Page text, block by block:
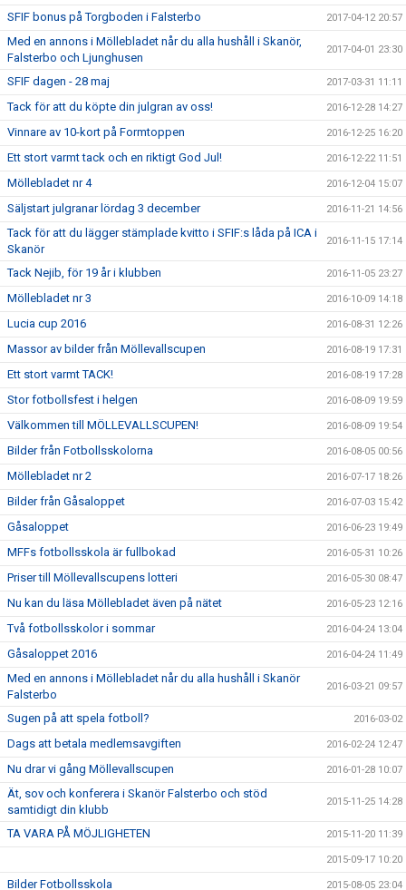
SFIF bonus på Torgboden i Falsterbo 2017-04-12 20:57
Med en annons i Möllebladet når du alla hushåll i Skanör,
Falsterbo och Ljunghusen
2017-04-01 23:30
SFIF dagen - 28 maj 2017-03-31 11:11
Tack för att du köpte din julgran av oss! 2016-12-28 14:27
Vinnare av 10-kort på Formtoppen 2016-12-25 16:20
Ett stort varmt tack och en riktigt God Jul! 2016-12-22 11:51
Möllebladet nr 4 2016-12-04 15:07
Säljstart julgranar lördag 3 december 2016-11-21 14:56
Tack för att du lägger stämplade kvitto i SFIF:s låda på ICA i
Skanör
2016-11-15 17:14
Tack Nejib, för 19 år i klubben 2016-11-05 23:27
Möllebladet nr 3 2016-10-09 14:18
Lucia cup 2016 2016-08-31 12:26
Massor av bilder från Möllevallscupen 2016-08-19 17:31
Ett stort varmt TACK! 2016-08-19 17:28
Stor fotbollsfest i helgen 2016-08-09 19:59
Välkommen till MÖLLEVALLSCUPEN! 2016-08-09 19:54
Bilder från Fotbollsskolorna 2016-08-05 00:56
Möllebladet nr 2 2016-07-17 18:26
Bilder från Gåsaloppet 2016-07-03 15:42
Gåsaloppet 2016-06-23 19:49
MFFs fotbollsskola är fullbokad 2016-05-31 10:26
Priser till Möllevallscupens lotteri 2016-05-30 08:47
Nu kan du läsa Möllebladet även på nätet 2016-05-23 12:16
Två fotbollsskolor i sommar 2016-04-24 13:04
Gåsaloppet 2016 2016-04-24 11:49
Med en annons i Möllebladet når du alla hushåll i Skanör
Falsterbo
2016-03-21 09:57
Sugen på att spela fotboll? 2016-03-02
Dags att betala medlemsavgiften 2016-02-24 12:47
Nu drar vi gång Möllevallscupen 2016-01-28 10:07
Ät, sov och konferera i Skanör Falsterbo och stöd
samtidigt din klubb
2015-11-25 14:28
TA VARA PÅ MÖJLIGHETEN 2015-11-20 11:39
2015-09-17 10:20
Bilder Fotbollsskola 2015-08-05 23:04